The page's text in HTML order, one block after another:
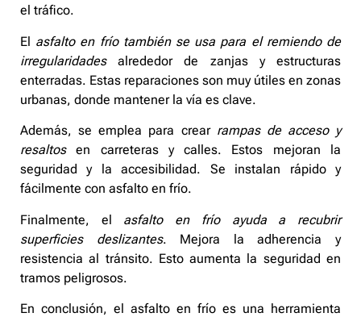
el tráfico.
El asfalto en frío también se usa para el remiendo de
irregularidadesalrededor de zanjas y estructuras
enterradas. Estas reparaciones son muy útiles en zonas
urbanas, donde mantener la vía es clave.
Además, se emplea para crear rampas de acceso y
resaltosen carreteras y calles. Estos mejoran la
seguridad y la accesibilidad. Se instalan rápido y
fácilmente con asfalto en frío.
Finalmente, el asfalto en frío ayuda a recubrir
superficies deslizantes. Mejora la adherencia y
resistencia al tránsito. Esto aumenta la seguridad en
tramos peligrosos.
En conclusión, el asfalto en frío es una herramienta